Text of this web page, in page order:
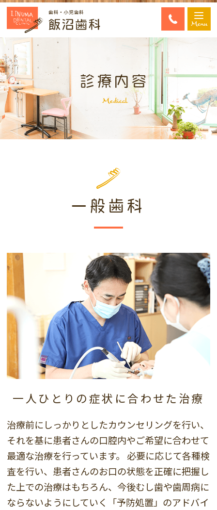
Menu
診療内容
Medical
一般歯科
一人ひとりの症状に合わせた治療
治療前にしっかりとしたカウンセリングを行い、
それを基に患者さんの口腔内やご希望に合わせて
最適な治療を行っています。
必要に応じて各種検
査を行い、患者さんのお口の状態を正確に把握し
た上での治療はもちろん、今後むし歯や歯周病に
ならないようにしていく「予防処置」のアドバイ